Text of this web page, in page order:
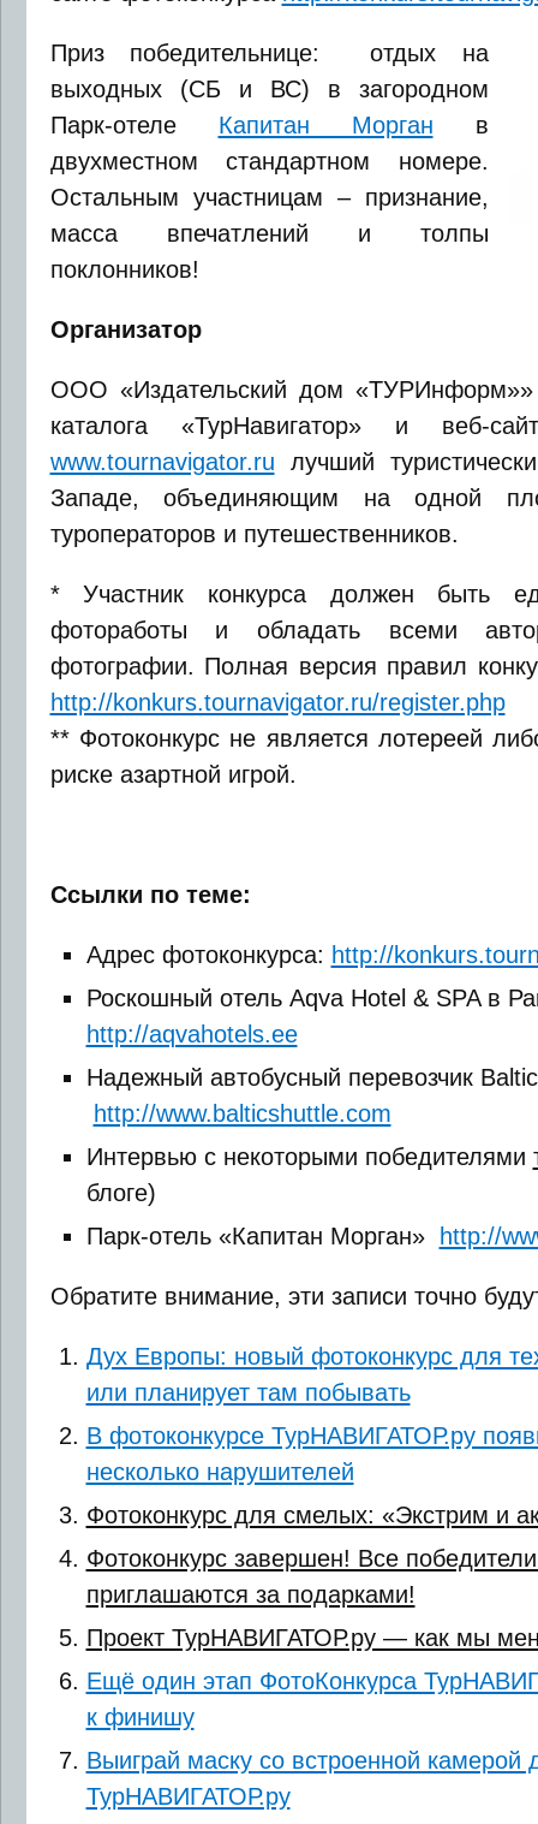
Приз победительнице: отдых на
выходных (СБ и ВС) в загородном
Парк-отеле Капитан Морган в
двухместном стандартном номере.
Остальным участницам – признание,
масса впечатлений и толпы
поклонников!
Организатор
ООО «Издательский дом
каталога «ТурНавигатор» и веб-
www.tournavigator.ru лучший
Западе, объединяющим на одной
туроператоров и путешественников.
* Участник конкурса должен быть
фотоработы и обладать всеми
фотографии. Полная версия правил
http://konkurs.tournavigator.ru/register.php
** Фотоконкурс не является лотереей
риске азартной игрой.
Ссылки по теме:
Адрес фотоконкурса: http://
Роскошный отель Aqva Hotel & SPA в
http://aqvahotels.ee
Надежный автобусный перевозчик
http://www.balticshuttle.com
Интервью с некоторыми победителями
блоге)
Парк-отель «Капитан Морган»
http://
Обратите внимание, эти записи точно
Дух Европы: новый фотоконкурс для
или планирует там побывать
В фотоконкурсе ТурНАВИГАТОР.ру
несколько нарушителей
Фотоконкурс для смелых: «Экстрим и
Фотоконкурс завершен! Все
приглашаются за подарками!
Проект ТурНАВИГАТОР.ру — как мы
Ещё один этап ФотоКонкурса
к финишу
Выиграй маску со встроенной камерой
ТурНАВИГАТОР.ру